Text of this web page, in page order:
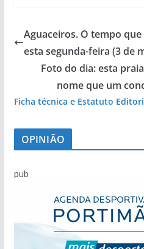
Aguaceiros. O tempo
esta segunda-feira (3 de
Foto do dia: esta
nome que um
Ficha técnica e Estatuto
OPINIÃO
pub